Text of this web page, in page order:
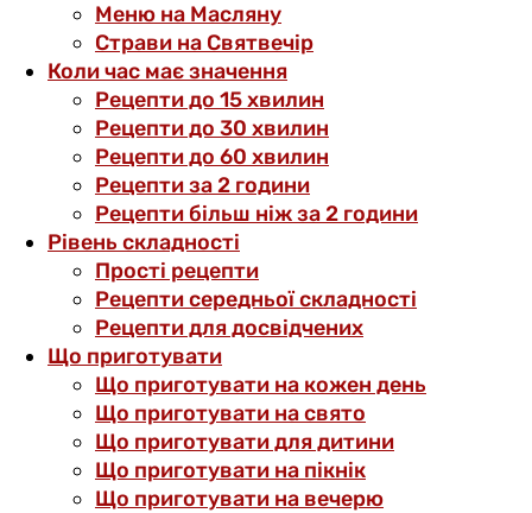
Меню на Масляну
Страви на Святвечір
Коли час має значення
Рецепти до 15 хвилин
Рецепти до 30 хвилин
Рецепти до 60 хвилин
Рецепти за 2 години
Рецепти більш ніж за 2 години
Рівень складності
Прості рецепти
Рецепти середньої складності
Рецепти для досвідчених
Що приготувати
Що приготувати на кожен день
Що приготувати на свято
Що приготувати для дитини
Що приготувати на пікнік
Що приготувати на вечерю